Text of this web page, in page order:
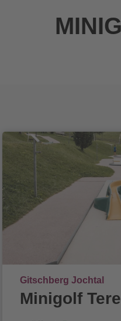
Ort
Gitschberg Jochtal
Minigolf